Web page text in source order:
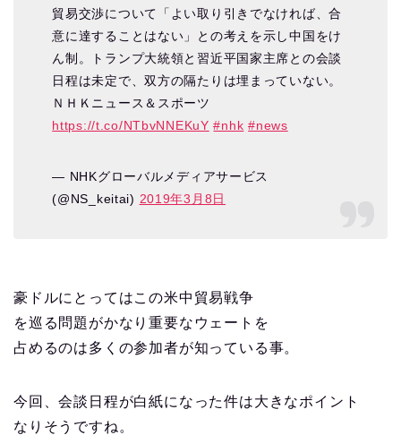
貿易交渉について「よい取り引きでなければ、合
意に達することはない」との考えを示し中国をけ
ん制。トランプ大統領と習近平国家主席との会談
日程は未定で、双方の隔たりは埋まっていない。
ＮＨＫニュース＆スポーツ
https://t.co/NTbvNNEKuY #nhk #news
— NHKグローバルメディアサービス
(@NS_keitai) 2019年3月8日
豪ドルにとってはこの米中貿易戦争
を巡る問題がかなり重要なウェートを
占めるのは多くの参加者が知っている事。
今回、会談日程が白紙になった件は大きなポイント
なりそうですね。